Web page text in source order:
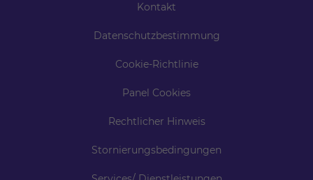
Kontakt
Datenschutzbestimmung
Cookie-Richtlinie
Panel Cookies
Rechtlicher Hinweis
Stornierungsbedingungen